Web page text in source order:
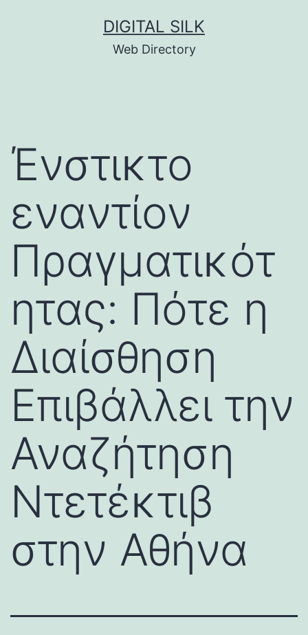
DIGITAL SILK
Web Directory
Ένστικτο
εναντίον
Πραγματικότ
ητας: Πότε η
Διαίσθηση
Επιβάλλει την
Αναζήτηση
Ντετέκτιβ
στην Αθήνα